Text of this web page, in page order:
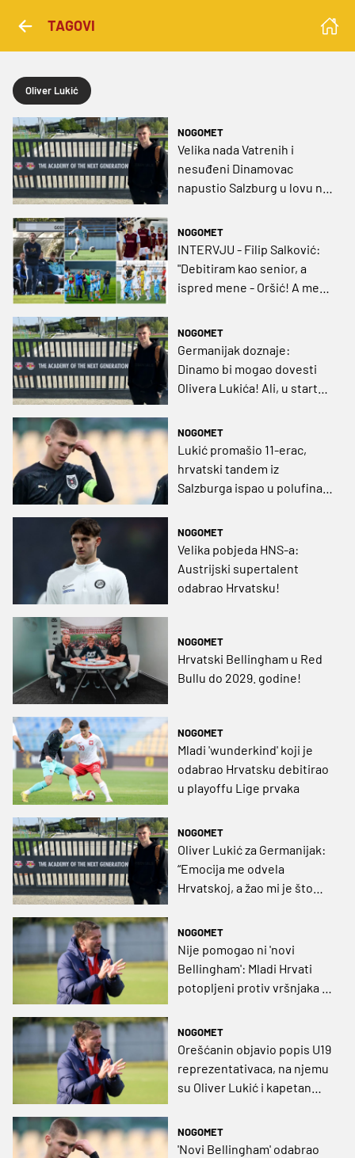
TAGOVI
Oliver Lukić
NOGOMET
Velika nada Vatrenih i
nesuđeni Dinamovac
napustio Salzburg u lovu na
Austriji
NOGOMET
INTERVJU - Filip Salković:
"Debitiram kao senior, a
ispred mene - Oršić! A meni
NOGOMET
Germanijak doznaje:
Dinamo bi mogao dovesti
Olivera Lukića! Ali, u startu
NOGOMET
Lukić promašio 11-erac,
hrvatski tandem iz
Salzburga ispao u polufinalu
NOGOMET
Velika pobjeda HNS-a:
Austrijski supertalent
odabrao Hrvatsku!
NOGOMET
Hrvatski Bellingham u Red
Bullu do 2029. godine!
NOGOMET
Mladi 'wunderkind' koji je
odabrao Hrvatsku debitirao
u playoffu Lige prvaka
NOGOMET
Oliver Lukić za Germanijak:
“Emocija me odvela
Hrvatskoj, a žao mi je što
NOGOMET
Nije pomogao ni 'novi
Bellingham': Mladi Hrvati
potopljeni protiv vršnjaka iz
NOGOMET
Orešćanin objavio popis U19
reprezentativaca, na njemu
su Oliver Lukić i kapetan
NOGOMET
'Novi Bellingham' odabrao